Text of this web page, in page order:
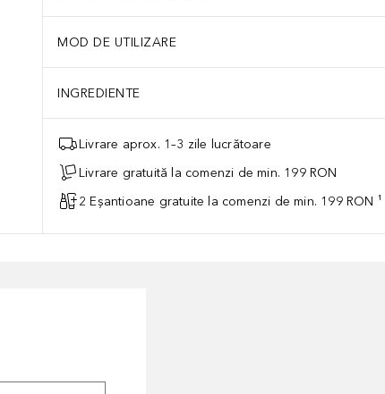
MOD DE UTILIZARE
INGREDIENTE
Livrare aprox. 1–3 zile lucrătoare
Livrare gratuită la comenzi de min. 199 RON
2 Eșantioane gratuite la comenzi de min. 199 RON ¹